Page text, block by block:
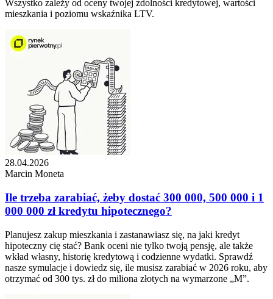
Wszystko zależy od oceny twojej zdolności kredytowej, wartości
mieszkania i poziomu wskaźnika LTV.
28.04.2026
Marcin Moneta
Ile trzeba zarabiać, żeby dostać 300 000, 500 000 i 1
000 000 zł kredytu hipotecznego?
Planujesz zakup mieszkania i zastanawiasz się, na jaki kredyt
hipoteczny cię stać? Bank oceni nie tylko twoją pensję, ale także
wkład własny, historię kredytową i codzienne wydatki. Sprawdź
nasze symulacje i dowiedz się, ile musisz zarabiać w 2026 roku, aby
otrzymać od 300 tys. zł do miliona złotych na wymarzone „M”.